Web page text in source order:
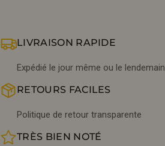
LIVRAISON RAPIDE
Expédié le jour même ou le lendemain
RETOURS FACILES
Politique de retour transparente
TRÈS BIEN NOTÉ